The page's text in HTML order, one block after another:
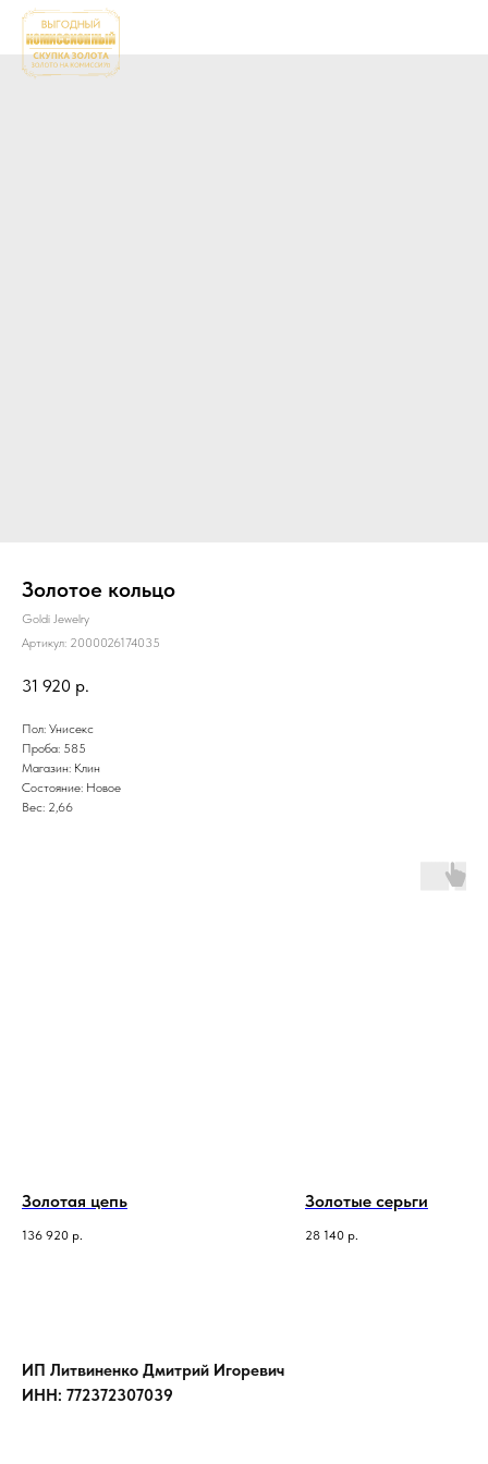
Золотое кольцо
Goldi Jewelry
Артикул: 2000026174035
31 920 р.
Пол: Унисекс
Проба: 585
Магазин: Клин
Состояние: Новое
Вес: 2,66
Золотая цепь
136 920 р.
Золотые серьги
28 140 р.
ИП Литвиненко Дмитрий Игоревич
ИНН: 772372307039